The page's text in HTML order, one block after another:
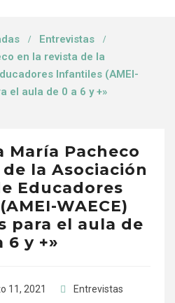
Entrevistas
en la revista de la
Infantiles (AMEI-
el aula de 0 a 6 y +»
María Pacheco
la Asociación
Educadores
WAECE)
para el aula de
6 y +»
11, 2021 Entrevistas